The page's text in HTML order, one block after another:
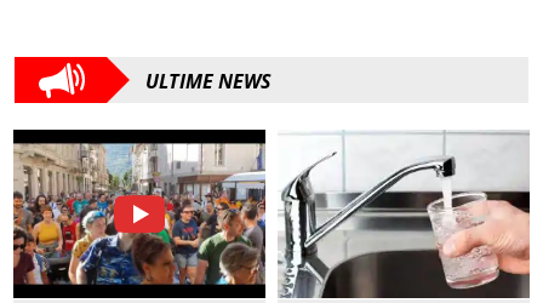
ULTIME NEWS